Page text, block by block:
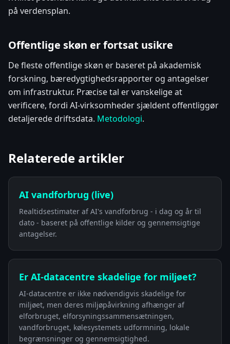
på verdensplan.
Offentlige skøn er fortsat usikre
De fleste offentlige skøn er baseret på akademisk
forskning, bæredygtighedsrapporter og antagelser
om infrastruktur. Præcise tal er vanskelige at
verificere, fordi AI-virksomheder sjældent offentliggør
detaljerede driftsdata. Metodologi.
Relaterede artikler
AI vandforbrug (live)
Realtidsestimater af AI's vandforbrug - i dag og år til
dato - baseret på offentlige kilder og gennemsigtige
antagelser.
Er AI-datacentre skadelige for miljøet?
AI-datacentre er ikke nødvendigvis skadelige for
miljøet, men deres miljøpåvirkning afhænger af
elforbruget, elforsyningssammensætningen,
vandforbruget, kølesystemets udformning, lokale
begrænsninger og gennemsigtighed.